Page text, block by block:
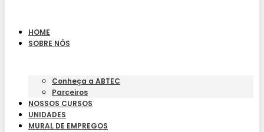
HOME
SOBRE NÓS
Conheça a ABTEC
Parceiros
NOSSOS CURSOS
UNIDADES
MURAL DE EMPREGOS